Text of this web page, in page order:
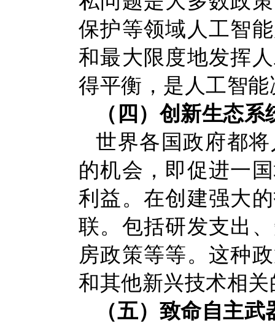
保护等领域人工智
和最大限度地发挥
得平衡，是人工智
（四）创新生态
世界各国政府都
的机会，即促进一
利益。在创建强大
联。包括研发支出
房政策等等。这种
和其他新兴技术相
（五）致命自主武